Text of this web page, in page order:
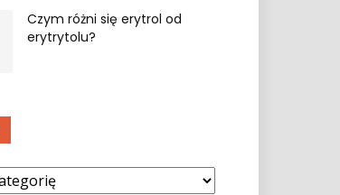
Czym różni się erytrol od
erytrytolu?